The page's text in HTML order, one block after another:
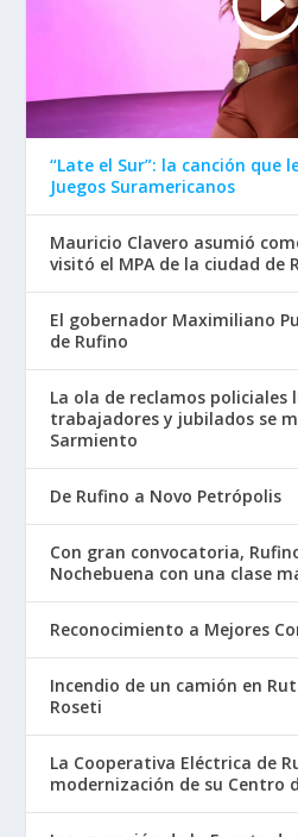
“Late el Sur”: la canción que
Juegos Suramericanos
Mauricio Clavero asumió
visitó el MPA de la ciudad de
El gobernador Maximiliano
de Rufino
La ola de reclamos policiales
trabajadores y jubilados se
Sarmiento
De Rufino a Novo Petrópolis
Con gran convocatoria,
Nochebuena con una clase
Reconocimiento a Mejores
Incendio de un camión en
Roseti
La Cooperativa Eléctrica de
modernización de su Centro